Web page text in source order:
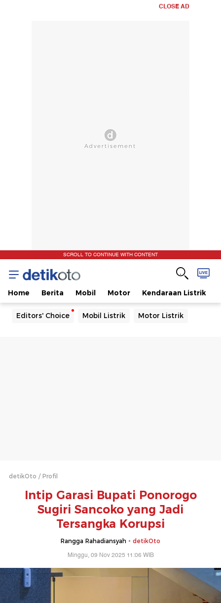
CLOSE AD
SCROLL TO CONTINUE WITH CONTENT
Home Berita Mobil Motor Kendaraan Listrik
Editors' Choice Mobil Listrik Motor Listrik
detikOto Profil
Intip Garasi Bupati Ponorogo
Sugiri Sancoko yang Jadi
Tersangka Korupsi
Rangga Rahadiansyah - detikOto
Minggu, 09 Nov 2025 11:06 WIB